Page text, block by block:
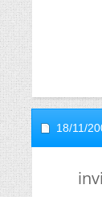
18/11/